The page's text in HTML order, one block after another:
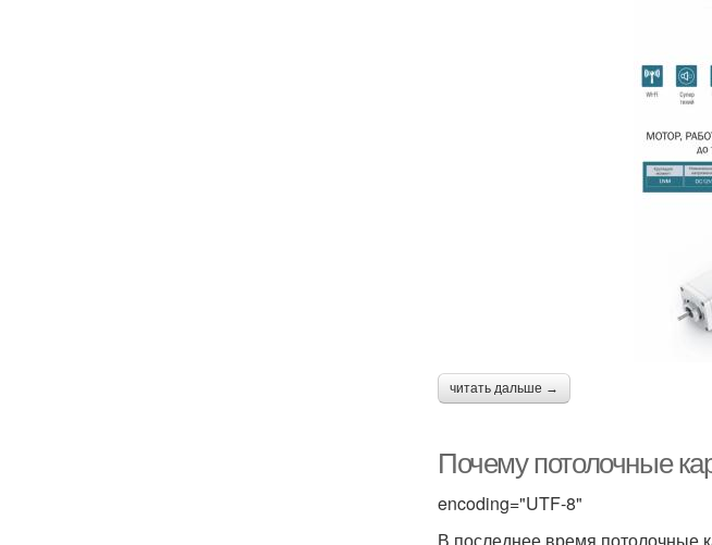
читать дальше →
Почему потолочные
encoding="UTF-8"